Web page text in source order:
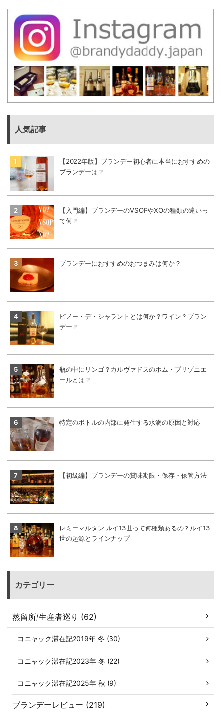
人気記事
【2022年版】ブランデー初心者に本当におすすめの
ブランデーは？
【入門編】ブランデーのVSOPやXOの種類の違いっ
て何？
ブランデーにおすすめのおつまみは何か？
ピノー・デ・シャラントとは何か？ワイン？ブラン
デー？
瓶の中にリンゴ？カルヴァドスのポム・プリゾニエ
ールとは？
特定のボトルの内部に発生する水滴の原因と対応
【初級編】ブランデーの賞味期限・保存・保管方法
レミーマルタン ルイ13世って何種類あるの？ルイ13
世の起源とラインナップ
カテゴリー
蒸留所/生産者巡り (62)
コニャック滞在記2019年 冬 (30)
コニャック滞在記2023年 冬 (22)
コニャック滞在記2025年 秋 (9)
ブランデーレビュー (219)